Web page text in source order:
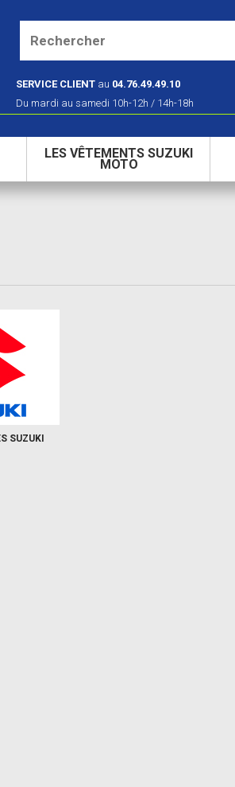
SERVICE CLIENT au 04.76.49.49.10
Du mardi au samedi 10h-12h / 14h-18h
LES VÊTEMENTS SUZUKI
MOTO
SUZUKI